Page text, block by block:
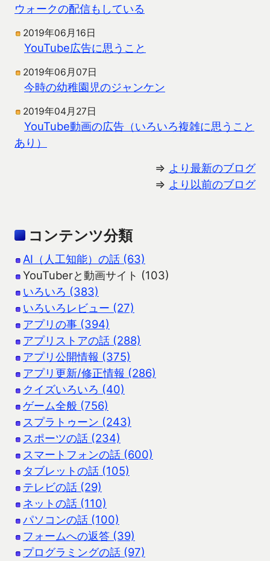
ウォークの配信もしている
2019年06月16日
YouTube広告に思うこと
2019年06月07日
今時の幼稚園児のジャンケン
2019年04月27日
YouTube動画の広告（いろいろ複雑に思うこと
あり）
⇒ より最新のブログ
⇒ より以前のブログ
コンテンツ分類
AI（人工知能）の話 (63)
YouTuberと動画サイト (103)
いろいろ (383)
いろいろレビュー (27)
アプリの事 (394)
アプリストアの話 (288)
アプリ公開情報 (375)
アプリ更新/修正情報 (286)
クイズいろいろ (40)
ゲーム全般 (756)
スプラトゥーン (243)
スポーツの話 (234)
スマートフォンの話 (600)
タブレットの話 (105)
テレビの話 (29)
ネットの話 (110)
パソコンの話 (100)
フォームへの返答 (39)
プログラミングの話 (97)